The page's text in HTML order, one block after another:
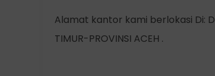
Alamat kantor kami berlokasi Di:
TIMUR-PROVINSI ACEH .